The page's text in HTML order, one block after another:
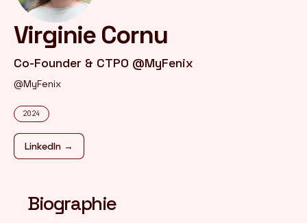
FR / EN
Virginie Cornu
Co-Founder & CTPO @MyFenix
@MyFenix
2024
LinkedIn →
Biographie